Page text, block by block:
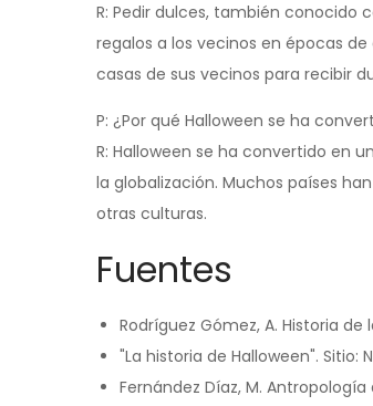
R: Pedir dulces, también
regalos a los vecinos en épocas
casas de sus vecinos para recibir
P: ¿Por qué Halloween se ha
R: Halloween se ha convertido en
la globalización. Muchos países
otras culturas.
Fuentes
Rodríguez Gómez, A. Historia de
"La historia de Halloween".
Fernández Díaz, M.